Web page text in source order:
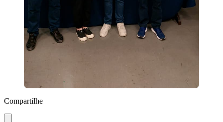
Compartilhe